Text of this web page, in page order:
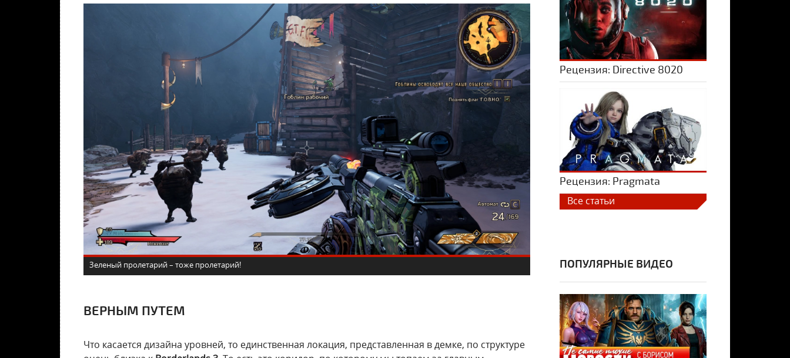
Зеленый пролетарий – тоже пролетарий!
ВЕРНЫМ ПУТЕМ
Что касается дизайна уровней, то единственная локация, представленная в демке, по структуре
Рецензия: Directive 8020
Рецензия: Pragmata
Все статьи
ПОПУЛЯРНЫЕ ВИДЕО